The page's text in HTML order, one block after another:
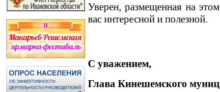
Уверен, размещенная на
вас интересной и полезной.
С уважением,
Глава Кинешемского